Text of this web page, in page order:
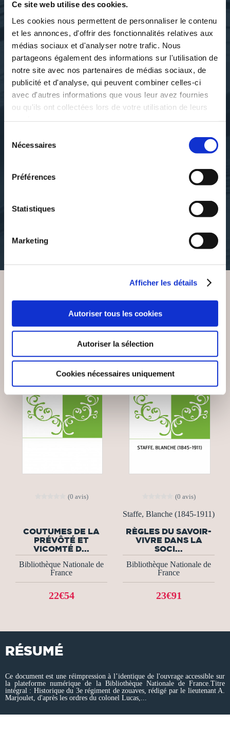
Ce site web utilise des cookies.
Les cookies nous permettent de personnaliser le contenu
et les annonces, d'offrir des fonctionnalités relatives aux
médias sociaux et d'analyser notre trafic. Nous
partageons également des informations sur l'utilisation de
notre site avec nos partenaires de médias sociaux, de
publicité et d'analyse, qui peuvent combiner celles-ci
avec d'autres informations que vous leur avez fournies
ou qu'ils ont collectées lors de votre utilisation de leurs
Nécessaires
Préférences
Statistiques
Marketing
Afficher les détails
Autoriser tous les cookies
Autoriser la sélection
Cookies nécessaires uniquement
ALBUM DE VILLARD DE
ALBUM DE VILLARD DE
HONNECOURT,...
bibliotheque-nationale-de-
VOUS AIMEREZ AUSSI
(0 avis)
COUTUMES DE LA
PRÉVÔTÉ ET
VICOMTÉ D...
Bibliothèque Nationale de
France
22€54
(0 avis)
Staffe, Blanche (1845-1911)
RÈGLES DU SAVOIR-
VIVRE DANS LA
SOCI...
Bibliothèque Nationale de
France
23€91
RÉSUMÉ
Ce document est une réimpression à l’identique de l'ouvrage accessible sur
la plateforme numérique de la Bibliothèque Nationale de France.Titre
intégral : Historique du 3e régiment de zouaves, rédigé par le lieutenant A.
Marjoulet, d'après les ordres du colonel Lucas,...